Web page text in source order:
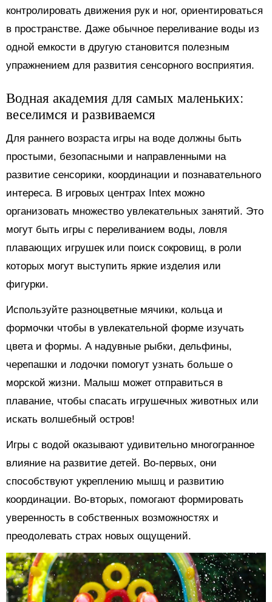
контролировать движения рук и ног, ориентироваться
в пространстве. Даже обычное переливание воды из
одной емкости в другую становится полезным
упражнением для развития сенсорного восприятия.
Водная академия для самых маленьких:
веселимся и развиваемся
Для раннего возраста игры на воде должны быть
простыми, безопасными и направленными на
развитие сенсорики, координации и познавательного
интереса. В игровых центрах Intex можно
организовать множество увлекательных занятий. Это
могут быть игры с переливанием воды, ловля
плавающих игрушек или поиск сокровищ, в роли
которых могут выступить яркие изделия или
фигурки.
Используйте разноцветные мячики, кольца и
формочки чтобы в увлекательной форме изучать
цвета и формы. А надувные рыбки, дельфины,
черепашки и лодочки помогут узнать больше о
морской жизни. Малыш может отправиться в
плавание, чтобы спасать игрушечных животных или
искать волшебный остров!
Игры с водой оказывают удивительно многогранное
влияние на развитие детей. Во-первых, они
способствуют укреплению мышц и развитию
координации. Во-вторых, помогают формировать
уверенность в собственных возможностях и
преодолевать страх новых ощущений.